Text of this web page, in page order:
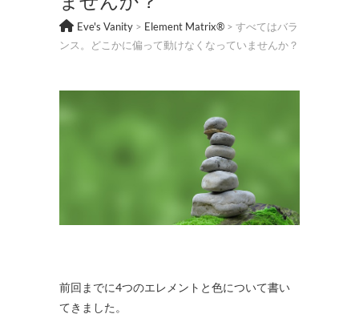
Eve's Vanity > Element Matrix® > すべてはバラ
ンス。どこかに偏って動けなくなっていませんか？
前回までに4つのエレメントと色について書い
てきました。